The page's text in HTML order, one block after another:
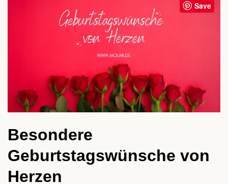
Save
Besondere
Geburtstagswünsche von
Herzen